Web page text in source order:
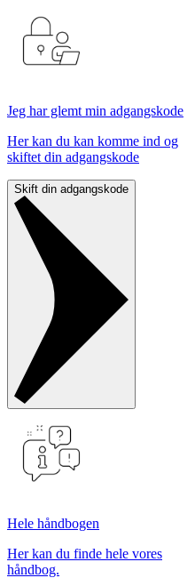
Jeg har glemt min adgangskode
Her kan du kan komme ind og
skiftet din adgangskode
Skift din adgangskode
Hele håndbogen
Her kan du finde hele vores
håndbog.